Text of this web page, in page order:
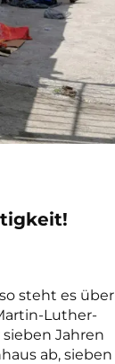
steht es über
Luther-
Jahren
ab, sieben